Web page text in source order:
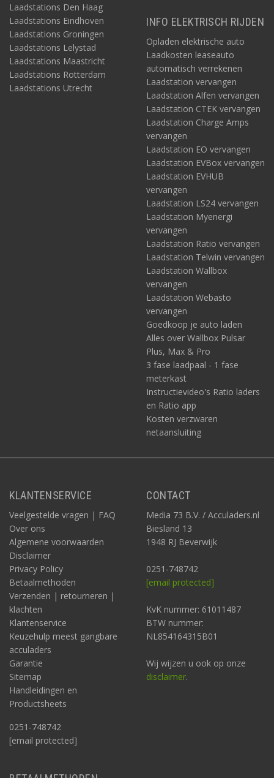
Laadstations Den Haag
Laadstations Eindhoven
Laadstations Groningen
Laadstations Lelystad
Laadstations Maastricht
Laadstations Rotterdam
Laadstations Utrecht
INFO ELEKTRISCH RIJDEN
Opladen elektrische auto
Laadkosten leaseauto
automatisch verrekenen
Laadstation vervangen
Laadstation Alfen vervangen
Laadstation CTEK vervangen
Laadstation Charge Amps
vervangen
Laadstation EO vervangen
Laadstation EVBox vervangen
Laadstation EVHUB
vervangen
Laadstation LS24 vervangen
Laadstation Myenergi
vervangen
Laadstation Ratio vervangen
Laadstation Telwin vervangen
Laadstation Wallbox
vervangen
Laadstation Webasto
vervangen
Goedkoop je auto laden
Alles over Wallbox Pulsar
Plus, Max & Pro
3 fase laadpaal - 1 fase
meterkast
Instructievideo's Ratio laders
en Ratio app
Kosten verzwaren
netaansluiting
KLANTENSERVICE
Veelgestelde vragen | FAQ
Over ons
Algemene voorwaarden
Disclaimer
Privacy Policy
Betaalmethoden
Verzenden | retourneren |
klachten
Klantenservice
Keuzehulp meest gangbare
acculaders
Garantie
Sitemap
Handleidingen en
Productsheets
0251-748742
[email protected]
CONTACT
Media 73 B.V. / Acculaders.nl
Biesland 13
1948 RJ Beverwijk
0251-748742
[email protected]
KvK nummer: 61011487
BTW nummer:
NL854164315B01
Wij wijzen u ook op onze
disclaimer.